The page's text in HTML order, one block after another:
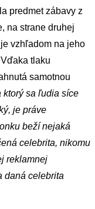
predmet zábavy z
na strane druhej
vzhľadom na jeho
tlaku
samotnou
ktorý sa ľudia síce
je práve
beží nejaká
celebrita, nikomu
reklamnej
daná celebrita